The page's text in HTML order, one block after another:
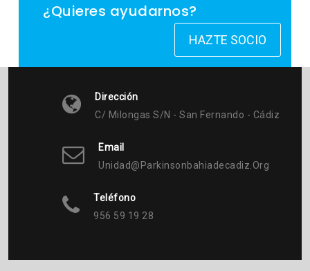
¿Quieres ayudarnos?
HAZTE SOCIO
Dirección
C/ Milongas S/n - San Fernando - Cádiz
Email
Unidad@parkinsonbahiadecadiz.org
Teléfono
956 59 19 28